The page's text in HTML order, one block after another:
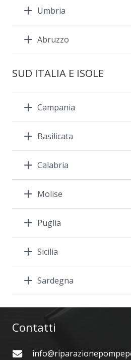
Umbria
Abruzzo
SUD ITALIA E ISOLE
Campania
Basilicata
Calabria
Molise
Puglia
Sicilia
Sardegna
Contatti